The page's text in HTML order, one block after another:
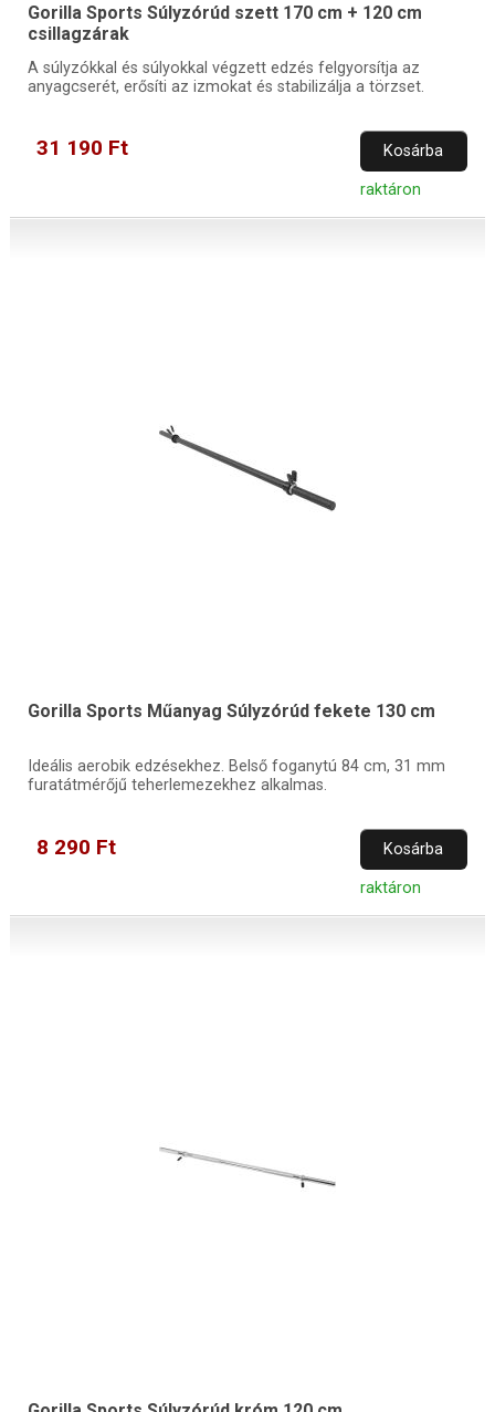
Gorilla Sports Súlyzórúd szett 170 cm + 120 cm
csillagzárak
A súlyzókkal és súlyokkal végzett edzés felgyorsítja az
anyagcserét, erősíti az izmokat és stabilizálja a törzset.
31 190 Ft Kosárba
raktáron
Gorilla Sports Műanyag Súlyzórúd fekete 130 cm
Ideális aerobik edzésekhez. Belső foganytú 84 cm, 31 mm
furatátmérőjű teherlemezekhez alkalmas.
8 290 Ft Kosárba
raktáron